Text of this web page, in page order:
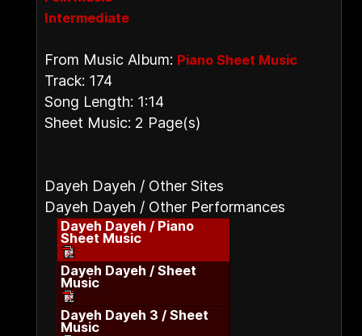
Intermediate
From Music Album: Piano Sheet Music
Track: 174
Song Length: 1:14
Sheet Music: 2 Page(s)
Dayeh Dayeh / Other Sites
Dayeh Dayeh / Other Performances
Dayeh Dayeh / Piano
Sheet Music
Dayeh Dayeh / Sheet
Music
Dayeh Dayeh 3 / Sheet
Music